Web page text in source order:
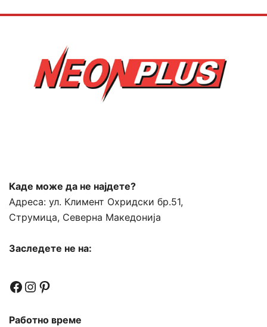
Каде може да не најдете?
Адреса: ул. Климент Охридски бр.51,
Струмица, Северна Македонија
Заследете не на:
Facebook
Instagram
Pinterest
Работно време